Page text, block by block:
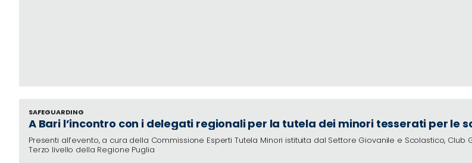
SAFEGUARDING
A Bari l’incontro con i delegati regionali per la tutela dei minori tesserati per le
Presenti all’evento, a cura della Commissione Esperti Tutela Minori istituita dal Settore Giovanile e Scolastico, Club
Terzo livello della Regione Puglia